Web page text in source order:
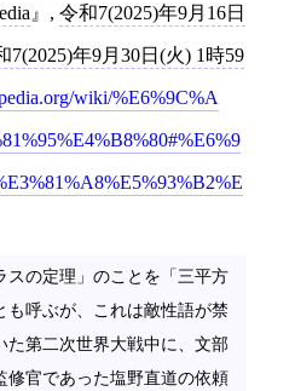
, 令和7(2025)年9月16日
7(2025)年9月30日(火) 1時59
wiki/%E6%9C%A
スの定理」のことを「三平方
も呼ぶが、これは敵性語が禁
た第二次世界大戦中に、文部
修官であった塩野直道の依頼